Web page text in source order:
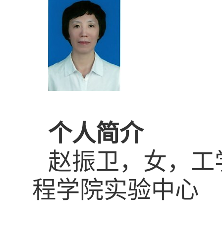
个人简介
赵振卫，女，
程学院实验中心